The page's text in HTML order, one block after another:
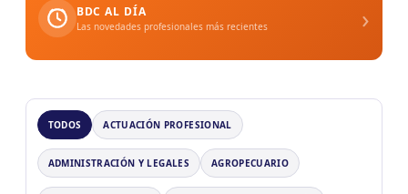
BDC AL DÍA
Las novedades profesionales más recientes ›
TODOS ACTUACIÓN PROFESIONAL
ADMINISTRACIÓN Y LEGALES AGROPECUARIO